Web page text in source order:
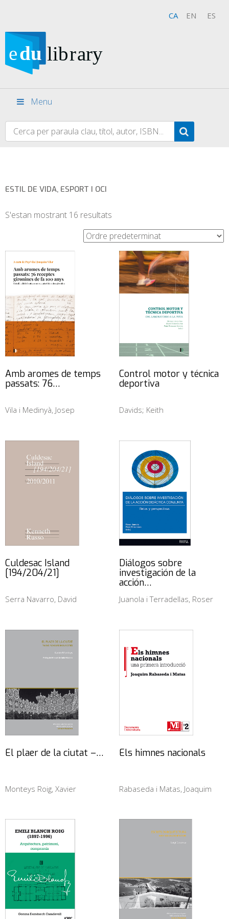
CA EN ES
Menu
ESTIL DE VIDA, ESPORT I OCI
S'estan mostrant 16 resultats
Amb aromes de temps
passats: 76…
Vila i Medinyà, Josep
Control motor y técnica
deportiva
Davids; Keith
Culdesac Island
[194/204/21]
Serra Navarro, David
Diálogos sobre
investigación de la
acción…
Juanola i Terradellas, Roser
El plaer de la ciutat –…
Monteys Roig, Xavier
Els himnes nacionals
Rabaseda i Matas, Joaquim